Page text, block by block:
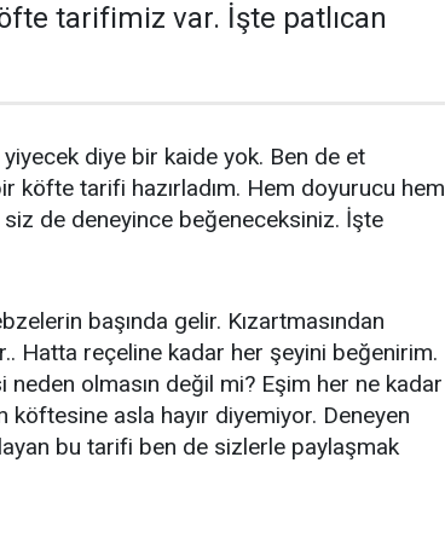
tarifimiz var. İşte patlıcan
diye bir kaide yok. Ben de et
köfte tarifi hazırladım. Hem doyurucu hem
de deneyince beğeneceksiniz. İşte
başında gelir. Kızartmasından
Hatta reçeline kadar her şeyini beğenirim.
olmasın değil mi? Eşim her ne kadar
köftesine asla hayır diyemiyor. Deneyen
bu tarifi ben de sizlerle paylaşmak